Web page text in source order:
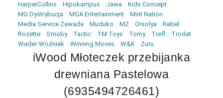
LOGOWANIE
REJESTRACJA
HarperCollins
Hipokampus Jawa
Kids Concept
MG Dystrybucja
MGA Entertainment
Mint Nation
Media Service Zawada
Muduko MZ Orsolya
Rebel
Rozette
Smoby Tactic TM Toys Tomy Trefl
Trodat
Wader-Woźniak
Winning Moves W&K Zuru
iWood Młoteczek przebijanka
drewniana Pastelowa
(6935494726461)